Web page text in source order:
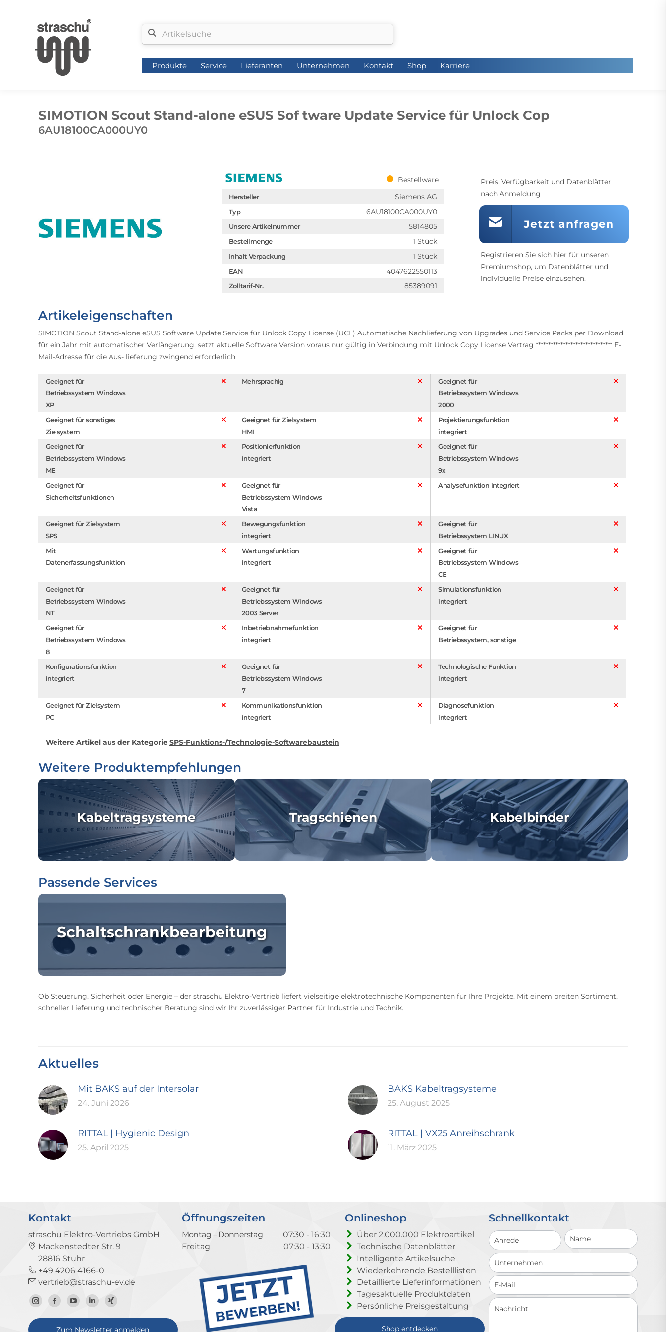
Produkte Service Lieferanten Unternehmen Kontakt Shop Karriere
SIMOTION Scout Stand-alone eSUS Sof tware Update Service für Unlock Cop
6AU18100CA000UY0
Bestellware
Hersteller Siemens AG
Typ 6AU18100CA000UY0
Unsere Artikelnummer 5814805
Bestellmenge 1 Stück
Inhalt Verpackung 1 Stück
EAN 4047622550113
Zolltarif-Nr. 85389091
Preis, Verfügbarkeit und Datenblätter
nach Anmeldung
Jetzt anfragen
Registrieren Sie sich hier für unseren
Premiumshop, um Datenblätter und
individuelle Preise einzusehen.
Artikeleigenschaften
SIMOTION Scout Stand-alone eSUS Software Update Service für Unlock Copy License (UCL) Automatische Nachlieferung von Upgrades und Service Packs per Download
für ein Jahr mit automatischer Verlängerung, setzt aktuelle Software Version voraus nur gültig in Verbindung mit Unlock Copy License Vertrag ******************************* E-
Mail-Adresse für die Aus- lieferung zwingend erforderlich
Geeignet für
Betriebssystem Windows
XP
Mehrsprachig
Geeignet für
Betriebssystem Windows
2000
Geeignet für sonstiges
Zielsystem
Geeignet für Zielsystem
HMI
Projektierungsfunktion
integriert
Geeignet für
Betriebssystem Windows
ME
Positionierfunktion
integriert
Geeignet für
Betriebssystem Windows
9x
Geeignet für
Sicherheitsfunktionen
Geeignet für
Betriebssystem Windows
Vista
Analysefunktion integriert
Geeignet für Zielsystem
SPS
Bewegungsfunktion
integriert
Geeignet für
Betriebssystem LINUX
Mit
Datenerfassungsfunktion
Wartungsfunktion
integriert
Geeignet für
Betriebssystem Windows
CE
Geeignet für
Betriebssystem Windows
NT
Geeignet für
Betriebssystem Windows
2003 Server
Simulationsfunktion
integriert
Geeignet für
Betriebssystem Windows
8
Inbetriebnahmefunktion
integriert
Geeignet für
Betriebssystem, sonstige
Konfigurationsfunktion
integriert
Geeignet für
Betriebssystem Windows
7
Technologische Funktion
integriert
Geeignet für Zielsystem
PC
Kommunikationsfunktion
integriert
Diagnosefunktion
integriert
Weitere Artikel aus der Kategorie SPS-Funktions-/Technologie-Softwarebaustein
Weitere Produktempfehlungen
Kabeltragsysteme Tragschienen Kabelbinder
Passende Services
Schaltschrankbearbeitung
Ob Steuerung, Sicherheit oder Energie – der straschu Elektro-Vertrieb liefert vielseitige elektrotechnische Komponenten für Ihre Projekte. Mit einem breiten Sortiment,
schneller Lieferung und technischer Beratung sind wir Ihr zuverlässiger Partner für Industrie und Technik.
Aktuelles
Mit BAKS auf der Intersolar
24. Juni 2026
BAKS Kabeltragsysteme
25. August 2025
RITTAL | Hygienic Design
25. April 2025
RITTAL | VX25 Anreihschrank
11. März 2025
Kontakt
straschu Elektro-Vertriebs GmbH
Mackenstedter Str. 9
28816 Stuhr
+49 4206 4166-0
vertrieb@straschu-ev.de
Zum
Instagram-
Zur
Facebook-
Zum
YouTube-
Zum
LinkedIn-
Zum
Xing-
Zum Newsletter anmelden
Öffnungszeiten
Montag – Donnerstag
07:30 - 16:30
Freitag
07:30 - 13:30
Onlineshop
Über 2.000.000 Elektroartikel
Technische Datenblätter
Intelligente Artikelsuche
Wiederkehrende Bestelllisten
Detaillierte Lieferinformationen
Tagesaktuelle Produktdaten
Persönliche Preisgestaltung
Shop entdecken
Schnellkontakt
Schnellkontakt
Produkte Service Lieferanten Unternehmen Kontakt